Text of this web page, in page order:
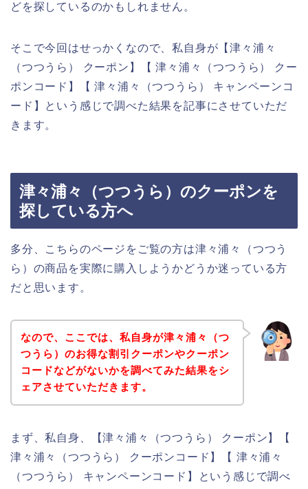
どを探しているのかもしれません。
そこで今回はせっかくなので、私自身が【津々浦々
（つつうら） クーポン】【 津々浦々（つつうら） クー
ポンコード】【 津々浦々（つつうら） キャンペーンコ
ード】という感じで調べた結果を記事にさせていただ
きます。
津々浦々（つつうら）のクーポンを
探している方へ
多分、こちらのページをご覧の方は津々浦々（つつう
ら）の商品を実際に購入しようかどうか迷っている方
だと思います。
なので、ここでは、私自身が津々浦々（つ
つうら）のお得な割引クーポンやクーポン
コードなどがないかを調べてみた結果をシ
ェアさせていただきます。
まず、私自身、【津々浦々（つつうら） クーポン】【
津々浦々（つつうら） クーポンコード】【 津々浦々
（つつうら） キャンペーンコード】という感じで調べ